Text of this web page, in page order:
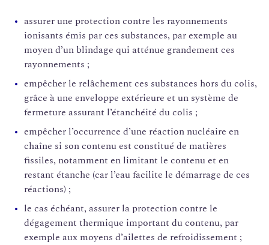
assurer une protection contre les rayonnements
ionisants émis par ces substances, par exemple au
moyen d’un blindage qui atténue grandement ces
rayonnements ;
empêcher le relâchement ces substances hors du colis,
grâce à une enveloppe extérieure et un système de
fermeture assurant l’étanchéité du colis ;
empêcher l’occurrence d’une réaction nucléaire en
chaîne si son contenu est constitué de matières
fissiles, notamment en limitant le contenu et en
restant étanche (car l’eau facilite le démarrage de ces
réactions) ;
le cas échéant, assurer la protection contre le
dégagement thermique important du contenu, par
exemple aux moyens d’ailettes de refroidissement ;